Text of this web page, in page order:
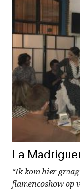
La
“Ik kom hier
flamencoshow op